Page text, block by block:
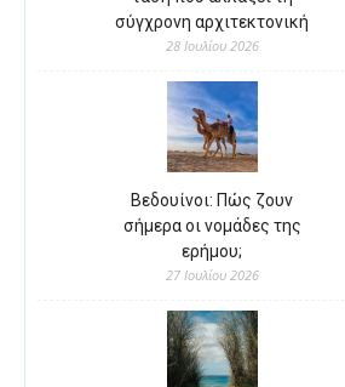
σύγχρονη αρχιτεκτονική
28 Ιουλίου 2026
Βεδουίνοι: Πώς ζουν
σήμερα οι νομάδες της
ερήμου;
27 Ιουλίου 2026